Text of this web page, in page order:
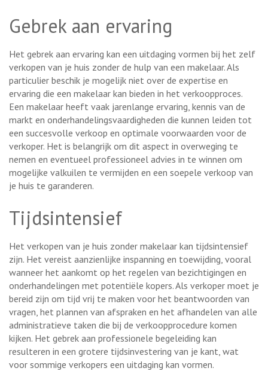
Gebrek aan ervaring
Het gebrek aan ervaring kan een uitdaging vormen bij het zelf
verkopen van je huis zonder de hulp van een makelaar. Als
particulier beschik je mogelijk niet over de expertise en
ervaring die een makelaar kan bieden in het verkoopproces.
Een makelaar heeft vaak jarenlange ervaring, kennis van de
markt en onderhandelingsvaardigheden die kunnen leiden tot
een succesvolle verkoop en optimale voorwaarden voor de
verkoper. Het is belangrijk om dit aspect in overweging te
nemen en eventueel professioneel advies in te winnen om
mogelijke valkuilen te vermijden en een soepele verkoop van
je huis te garanderen.
Tijdsintensief
Het verkopen van je huis zonder makelaar kan tijdsintensief
zijn. Het vereist aanzienlijke inspanning en toewijding, vooral
wanneer het aankomt op het regelen van bezichtigingen en
onderhandelingen met potentiële kopers. Als verkoper moet je
bereid zijn om tijd vrij te maken voor het beantwoorden van
vragen, het plannen van afspraken en het afhandelen van alle
administratieve taken die bij de verkoopprocedure komen
kijken. Het gebrek aan professionele begeleiding kan
resulteren in een grotere tijdsinvestering van je kant, wat
voor sommige verkopers een uitdaging kan vormen.